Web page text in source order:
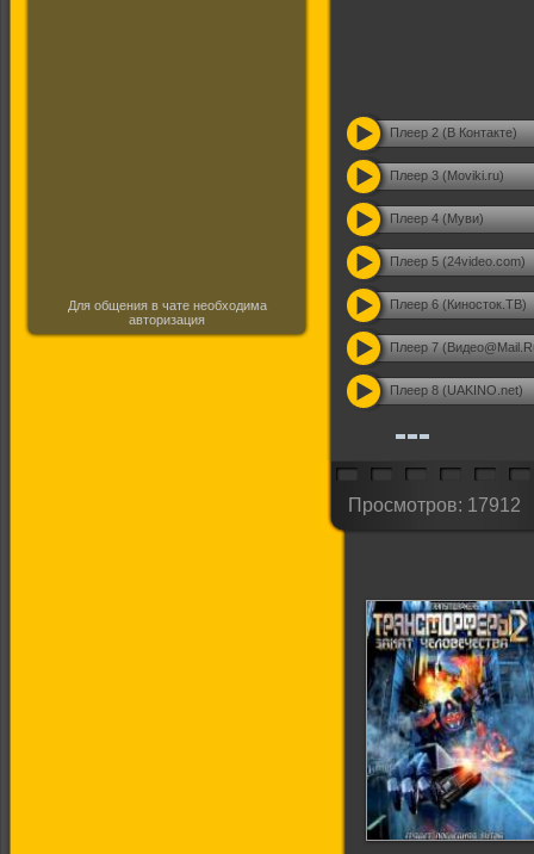
Для общения в чате необходима
авторизация
Плеер 2 (В Контакте)
Плеер 3 (Moviki.ru)
Плеер 4 (Муви)
Плеер 5 (24video.com)
Плеер 6 (Киносток.ТВ)
Плеер 7
Плеер 8 (UAKINO.net)
Просмотров: 17912